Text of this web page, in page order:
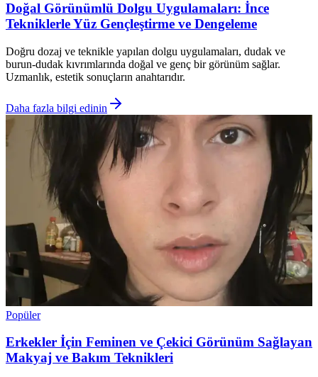
Doğal Görünümlü Dolgu Uygulamaları: İnce
Tekniklerle Yüz Gençleştirme ve Dengeleme
Doğru dozaj ve teknikle yapılan dolgu uygulamaları, dudak ve
burun-dudak kıvrımlarında doğal ve genç bir görünüm sağlar.
Uzmanlık, estetik sonuçların anahtarıdır.
Daha fazla bilgi edinin
Popüler
Erkekler İçin Feminen ve Çekici Görünüm Sağlayan
Makyaj ve Bakım Teknikleri